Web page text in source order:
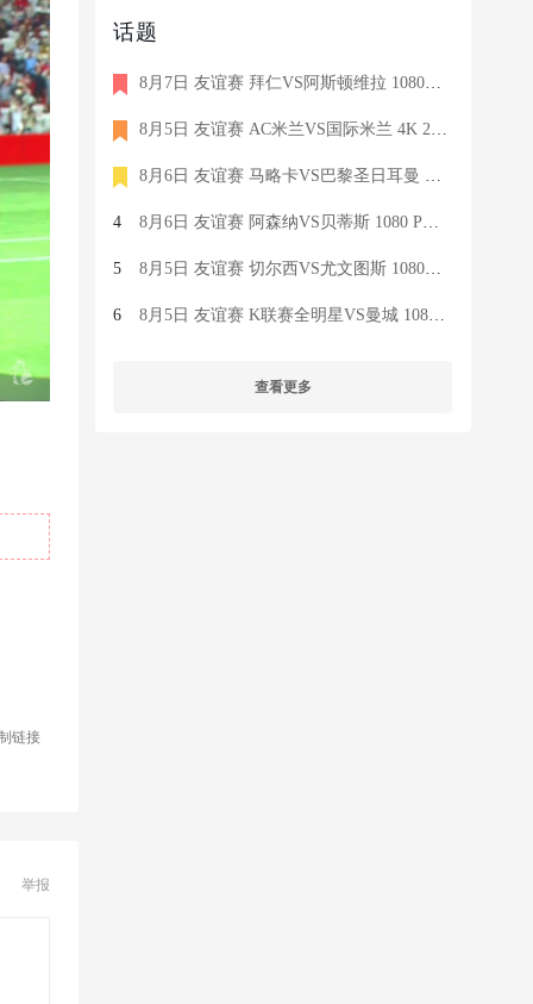
链接
举报
话题
8月7日 友谊赛 拜仁VS阿斯顿维拉 1080P 国语 MIGU HD 8.5G MP4
8月5日 友谊赛 AC米兰VS国际米兰 4K 2160P 荷语 ZIGGO HD 19G TS
8月6日 友谊赛 马略卡VS巴黎圣日耳曼 1080 SKY 德语 6.9G TS
4 8月6日 友谊赛 阿森纳VS贝蒂斯 1080 PRE 英语 9.1G TS
5 8月5日 友谊赛 切尔西VS尤文图斯 1080P 国语 MIGU HD 6.9G MP4
6 8月5日 友谊赛 K联赛全明星VS曼城 1080P 国语 MIGU HD 7.1G MP4
查看更多